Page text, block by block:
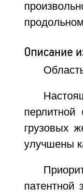
Описание
перлитной
грузовых
улучшены